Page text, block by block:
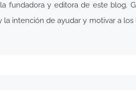
fundadora y editora de este blog.
intención de ayudar y motivar a